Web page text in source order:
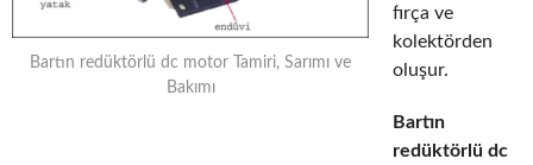
Bartın redüktörlü dc motor Tamiri, Sarımı ve
Bakımı
fırça ve
kolektörden
oluşur.
Bartın
redüktörlü dc